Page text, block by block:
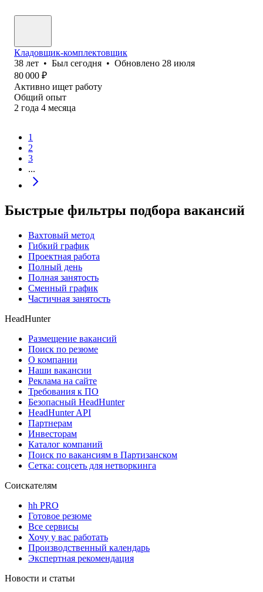
Кладовщик-комплектовщик
38 лет • Был сегодня • Обновлено 28 июля
80 000 ₽
Активно ищет работу
Общий опыт
2 года 4 месяца
1
2
3
...
Быстрые фильтры подбора вакансий
Вахтовый метод
Гибкий график
Проектная работа
Полный день
Полная занятость
Сменный график
Частичная занятость
HeadHunter
Размещение вакансий
Поиск по резюме
О компании
Наши вакансии
Реклама на сайте
Требования к ПО
Безопасный HeadHunter
HeadHunter API
Партнерам
Инвесторам
Каталог компаний
Поиск по вакансиям в Партизанском
Сетка: соцсеть для нетворкинга
Соискателям
hh PRO
Готовое резюме
Все сервисы
Хочу у вас работать
Производственный календарь
Экспертная рекомендация
Новости и статьи